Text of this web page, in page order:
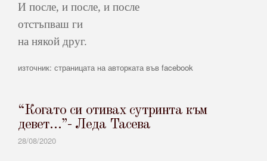
И после, и после, и после
отстъпваш ги
на някой друг.
източник: страницата на авторката във facebook
“Когато си отивах сутринта към
девет…”- Леда Тасева
28/08/2020